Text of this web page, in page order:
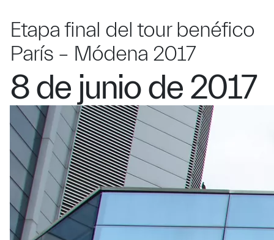
Etapa final del tour benéfico
París – Módena 2017
8 de junio de 2017